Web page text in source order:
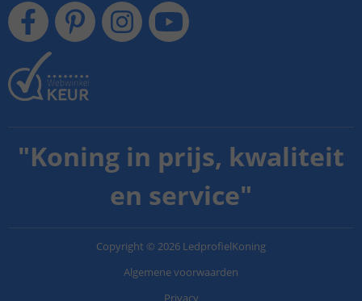
"Koning in prijs, kwaliteit
en service"
Copyright © 2026 LedprofielKoning
Algemene voorwaarden
Privacy